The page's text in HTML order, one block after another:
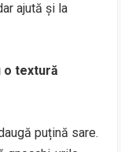
ajută și la
o textură
puțină sare.